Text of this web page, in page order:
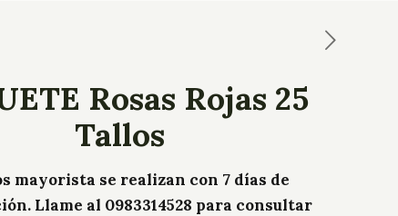
Rosas Rojas 25
Tallos
mayorista se realizan con 7 días de
Llame al 0983314528 para consultar